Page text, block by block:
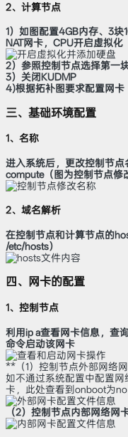
2、计算节点
1）如图配置4GB内存、3
NAT网卡，CPU开启虚拟化
2）参照控制节点选择第一
3）关闭KUDMP
4)根据拓补图要求配置网卡
三、基础环境配置
1、名称
进入系统后，更改控制节
compute（图为控制节点修
2、域名解析
在控制节点和计算节点的
/etc/hosts）
四、网卡的配置
1、控制节点
利用ip a查看网卡信息，查
命令启动该网卡
**（1）控制节点外部网络
如不通过系统配置中配置
卡，此处查看到onboot为
（2）控制节点内部网络网